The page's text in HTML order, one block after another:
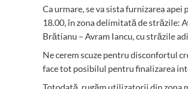
Ca urmare, se va sista furnizarea
18.00, în zona delimitată de străzile:
Brătianu – Avram Iancu, cu străzile
Ne cerem scuze pentru disconfortul
face tot posibilul pentru finalizarea